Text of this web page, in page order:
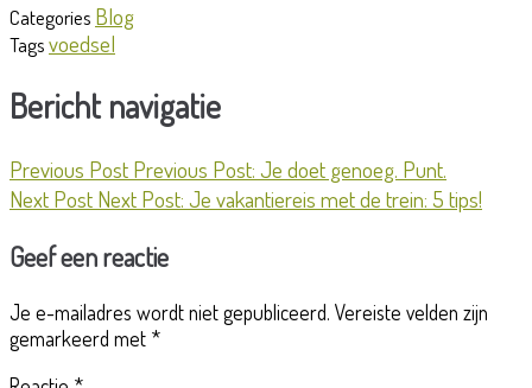
Categories Blog
Tagsvoedsel
Bericht navigatie
Previous Post Previous Post: Je doet genoeg. Punt.
Next Post Next Post: Je vakantiereis met de trein: 5 tips!
Geef een reactie
Je e-mailadres wordt niet gepubliceerd. Vereiste velden zijn
gemarkeerd met *